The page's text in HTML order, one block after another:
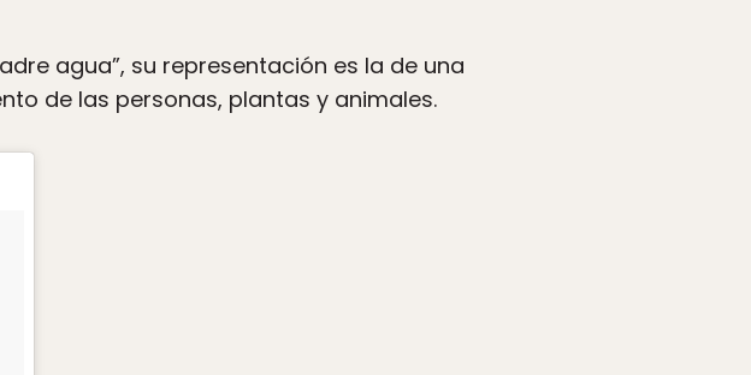
agua”, su representación es la de una
de las personas, plantas y animales.